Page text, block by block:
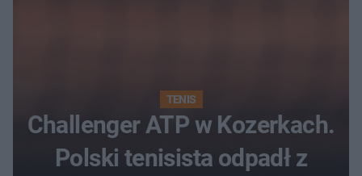
TENIS
Challenger ATP w Kozerkach.
Polski tenisista odpadł z